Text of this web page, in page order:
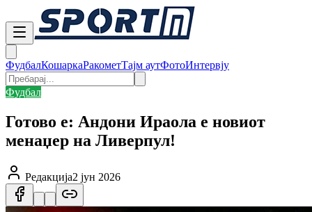
ФудбалКошаркаРакометТајм аутФотоИнтервју
Фудбал
Готово е: Андони Ираола е новиот
менаџер на Ливерпул!
Редакција2 јун 2026